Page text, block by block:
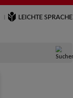
LEICHTE SPRACHE